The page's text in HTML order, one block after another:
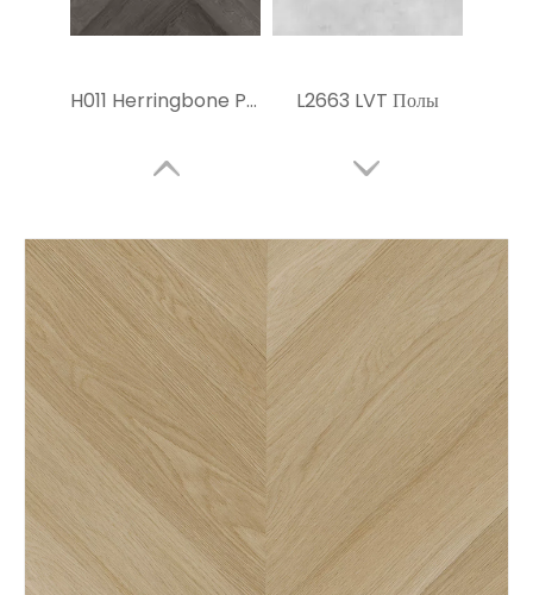
H011 Herringbone Pvc плитка L2663 LVT Полы
H010 Herringbone Floor L2665 Dryback LVT Полы